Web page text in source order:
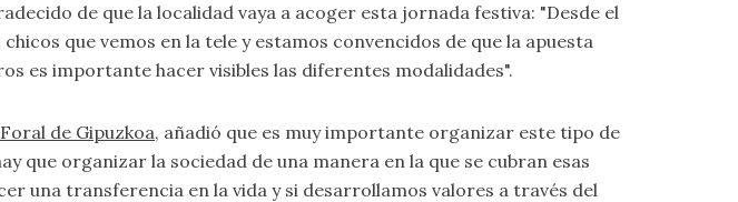
de que la localidad vaya a acoger esta jornada festiva: "Desde el
que vemos en la tele y estamos convencidos de que la apuesta
es importante hacer visibles las diferentes modalidades".
de Gipuzkoa, añadió que es muy importante organizar este tipo de
que organizar la sociedad de una manera en la que se cubran esas
una transferencia en la vida y si desarrollamos valores a través del